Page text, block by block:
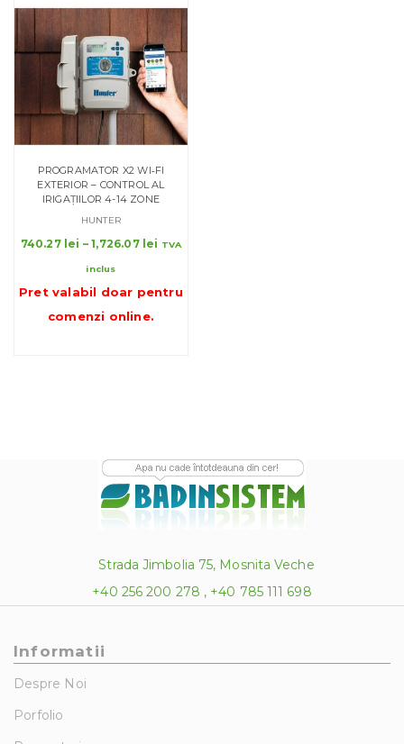
PROGRAMATOR X2 WI‑FI
EXTERIOR – CONTROL AL
IRIGAȚIILOR 4-14 ZONE
HUNTER
740.27 lei – 1,726.07 lei
740.27 lei
TVA
inclus
Pret valabil doar pentru
comenzi online.
Strada Jimbolia 75, Mosnita Veche
+40 256 200 278 , +40 785 111 698
Informatii
Despre Noi
Porfolio